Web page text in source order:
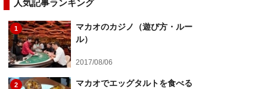
人気記事ランキング
1
マカオのカジノ（遊び方・ルー
ル）
2017/08/06
2
マカオでエッグタルトを食べる